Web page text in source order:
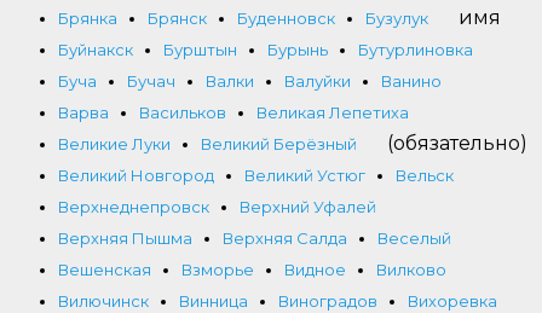
Брянка
Брянск Буденновск
Бузулук
Буйнакск
Бурштын Бурынь
Бутурлиновка
Буча
Бучач Валки Валуйки
Ванино
Варва
Васильков
Великая Лепетиха
Великие Луки
Великий Берёзный
Великий Новгород
Великий Устюг
Вельск
Верхнеднепровск
Верхний Уфалей
Верхняя Пышма
Верхняя Салда
Веселый
Вешенская
Взморье Видное
Вилково
Вилючинск
Винница Виноградов
Вихоревка
имя
(обязательно)